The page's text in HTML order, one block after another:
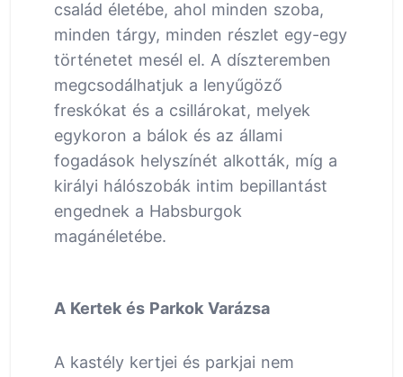
család életébe, ahol minden szoba,
minden tárgy, minden részlet egy-egy
történetet mesél el. A díszteremben
megcsodálhatjuk a lenyűgöző
freskókat és a csillárokat, melyek
egykoron a bálok és az állami
fogadások helyszínét alkották, míg a
királyi hálószobák intim bepillantást
engednek a Habsburgok
magánéletébe.
A Kertek és Parkok Varázsa
A kastély kertjei és parkjai nem